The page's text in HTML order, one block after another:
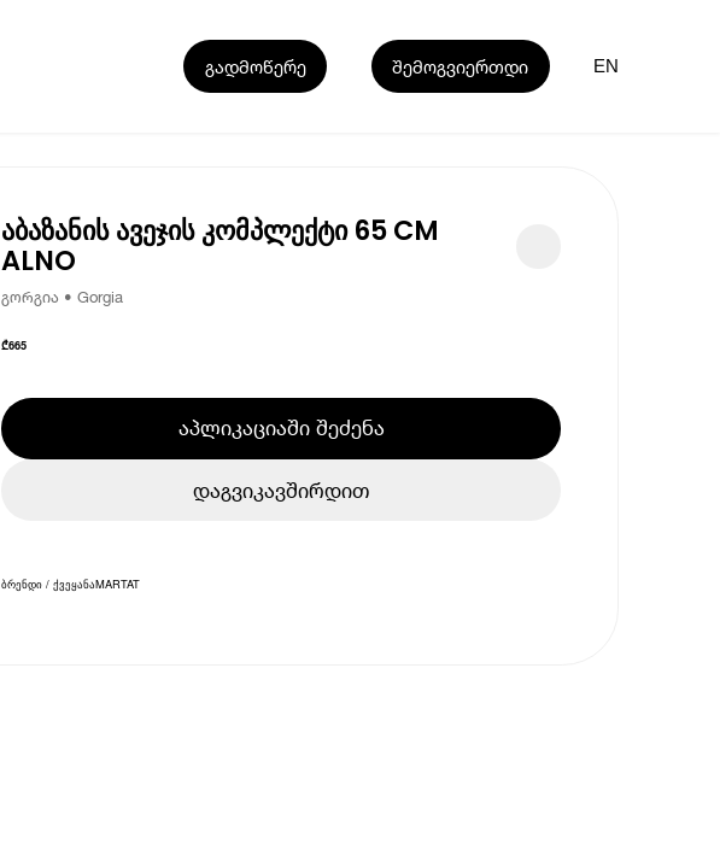
გადმოწერე შემოგვიერთდი EN
აბაზანის ავეჯის კომპლექტი 65 CM
ALNO
გორგია • Gorgia
₾665
აპლიკაციაში შეძენა
დაგვიკავშირდით
ბრენდი / ქვეყანაMARTAT